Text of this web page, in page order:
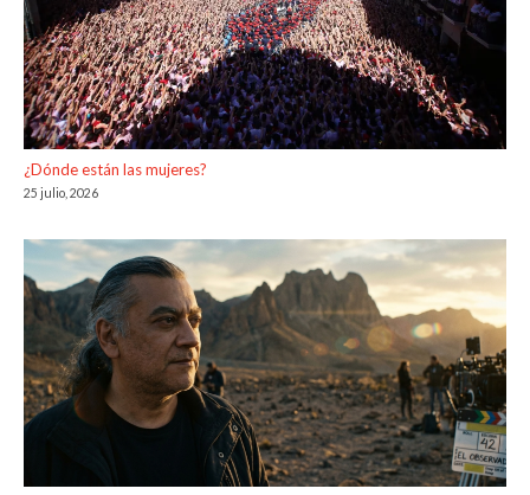
¿Dónde están las mujeres?
25 julio, 2026